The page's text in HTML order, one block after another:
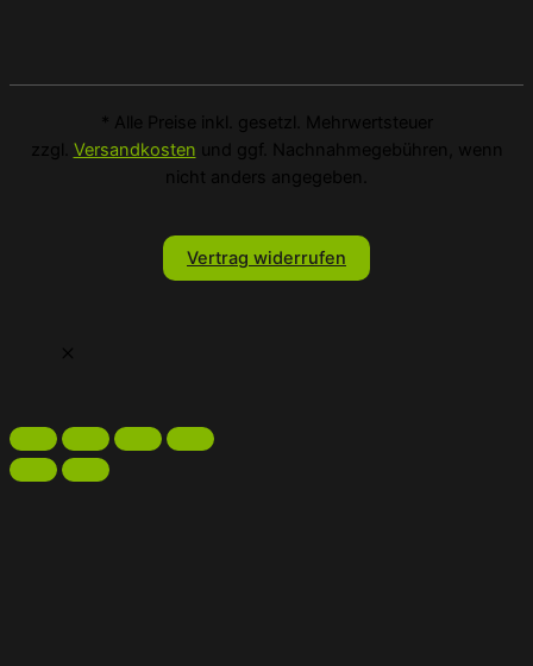
* Alle Preise inkl. gesetzl. Mehrwertsteuer
zzgl. Versandkosten und ggf. Nachnahmegebühren, wenn
nicht anders angegeben.
Vertrag widerrufen